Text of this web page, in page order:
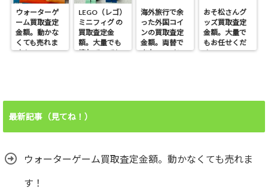
ウォーターゲ
ーム買取査定
金額。動かな
くても売れま
す！
LEGO（レゴ）
ミニフィグ の
買取査定金
額。大量でも
壊れていても
海外旅行で余
った外国コイ
ンの買取査定
金額。両替で
きないコイン
おそ松さんグ
ッズ買取査定
金額。大量で
もお任せくだ
さい。
最新記事（見てね！）
ウォーターゲーム買取査定金額。動かなくても売れま
す！